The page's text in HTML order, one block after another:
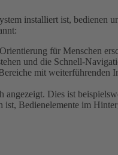
installiert ist, bedienen
für Menschen
und die Schnell-
mit
Dies ist
Bedienelemente im